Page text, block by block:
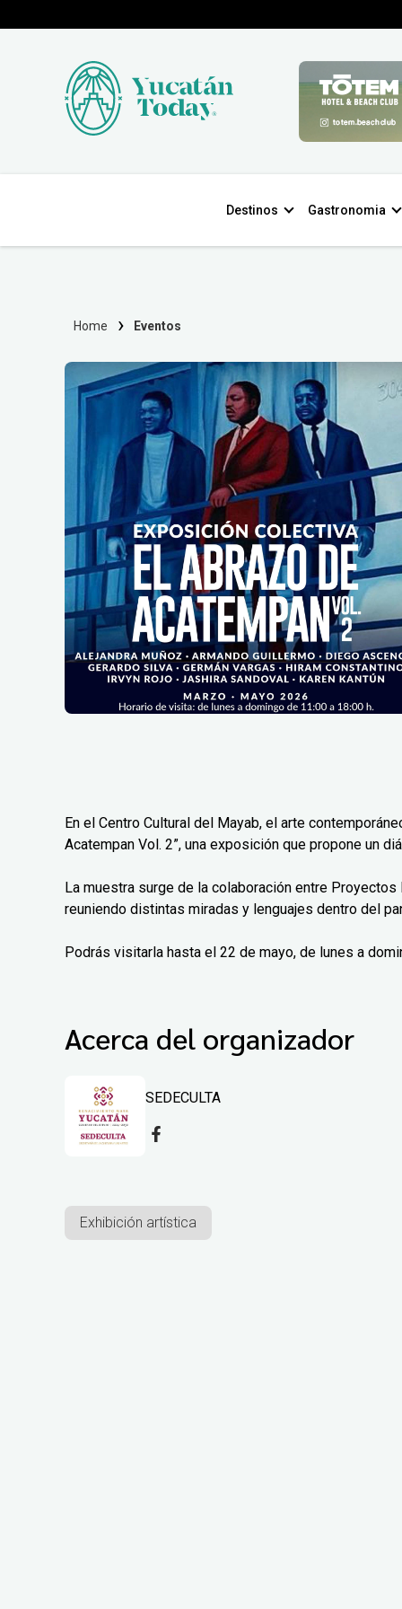
Destinos Gastronomia
Home Eventos
En el Centro Cultural del Mayab, el arte
Acatempan Vol. 2”, una exposición que propone un
La muestra surge de la colaboración entre
reuniendo distintas miradas y lenguajes dentro del
Podrás visitarla hasta el 22 de mayo, de lunes a
Acerca del organizador
SEDECULTA
Exhibición artística